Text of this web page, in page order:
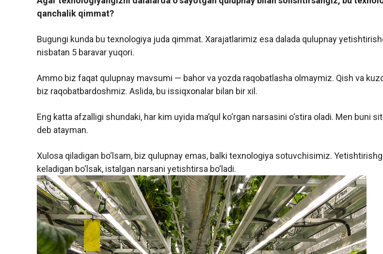
qanchalik qimmat?
Bugungi kunda bu texnologiya juda qimmat. Xarajatlarimiz esa dalada qulupnay
nisbatan 5 baravar yuqori.
Ammo biz faqat qulupnay mavsumi — bahor va yozda raqobatlasha olmaymiz. Qish va
biz raqobatbardoshmiz. Aslida, bu issiqxonalar bilan bir xil.
Eng katta afzalligi shundaki, har kim uyida ma’qul ko‘rgan narsasini o‘stira oladi. Men buni
deb atayman.
Xulosa qiladigan bo‘lsam, biz qulupnay emas, balki texnologiya sotuvchisimiz.
keladigan bo‘lsak, istalgan narsani yetishtirsa bo‘ladi.